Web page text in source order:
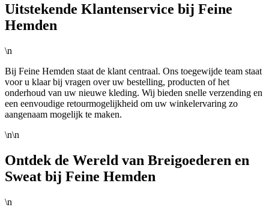
Uitstekende Klantenservice bij Feine
Hemden
\n
Bij Feine Hemden staat de klant centraal. Ons toegewijde team staat
voor u klaar bij vragen over uw bestelling, producten of het
onderhoud van uw nieuwe kleding. Wij bieden snelle verzending en
een eenvoudige retourmogelijkheid om uw winkelervaring zo
aangenaam mogelijk te maken.
\n\n
Ontdek de Wereld van Breigoederen en
Sweat bij Feine Hemden
\n